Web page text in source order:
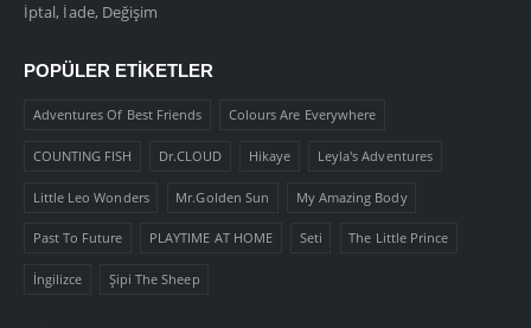
İptal, İade, Değişim
POPÜLER ETIKETLER
Adventures Of Best Friends Colours Are Everywhere
COUNTING FISH Dr.CLOUD Hikaye Leyla's Adventures
Little Leo Wonders Mr.Golden Sun My Amazing Body
Past To Future PLAYTIME AT HOME Seti The Little Prince
İngilizce Şipi The Sheep